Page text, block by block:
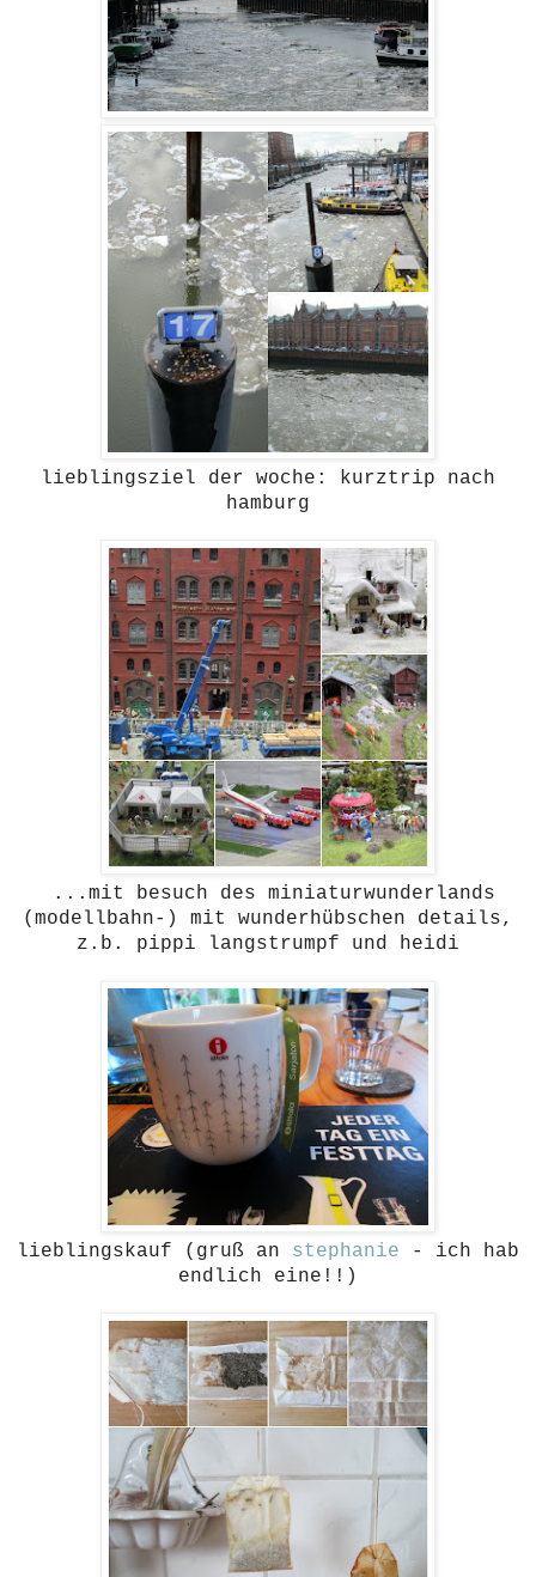
lieblingsziel der woche: kurztrip nach
hamburg
...mit besuch des miniaturwunderlands
(modellbahn-) mit wunderhübschen details,
z.b. pippi langstrumpf und heidi
lieblingskauf (gruß an stephanie - ich hab
endlich eine!!)